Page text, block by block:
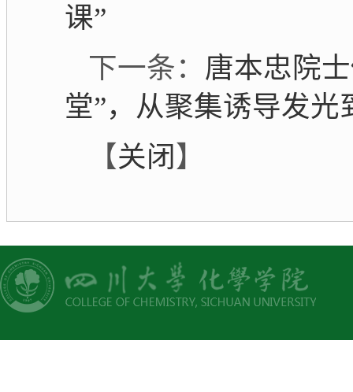
课”
下一条： 唐本忠院
堂”，从聚集诱导发光
【关闭 】